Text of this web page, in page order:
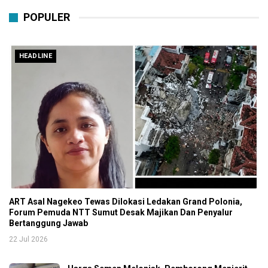
POPULER
HEADLINE
ART Asal Nagekeo Tewas Dilokasi Ledakan Grand Polonia,
Forum Pemuda NTT Sumut Desak Majikan Dan Penyalur
Bertanggung Jawab
22 Jul 2026